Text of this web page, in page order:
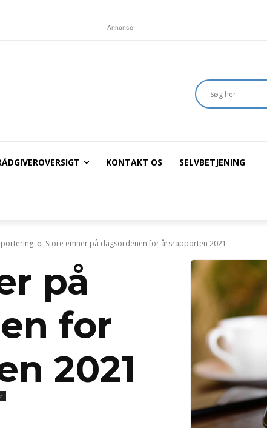
Annonce
KONTAKT OS SELVBETJENING
Store emner på dagsordenen for årsrapporten 2021
på
for
2021